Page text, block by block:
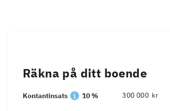
Räkna på ditt boende
Kontantinsats 10 % kr